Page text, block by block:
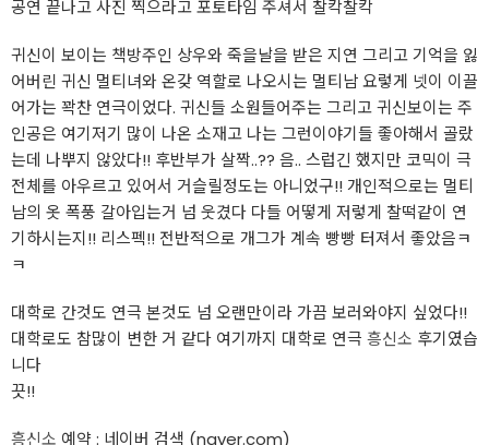
공연 끝나고 사진 찍으라고 포토타임 주셔서 찰칵찰칵
귀신이 보이는 책방주인 상우와 죽을날을 받은 지연 그리고 기억을 잃
어버린 귀신 멀티녀와 온갖 역할로 나오시는 멀티남 요렇게 넷이 이끌
어가는 꽉찬 연극이었다. 귀신들 소원들어주는 그리고 귀신보이는 주
인공은 여기저기 많이 나온 소재고 나는 그런이야기들 좋아해서 골랐
는데 나뿌지 않았다!! 후반부가 살짝..?? 음.. 스럽긴 했지만 코믹이 극
전체를 아우르고 있어서 거슬릴정도는 아니었구!! 개인적으로는 멀티
남의 옷 폭풍 갈아입는거 넘 웃겼다 다들 어떻게 저렇게 찰떡같이 연
기하시는지!! 리스펙!! 전반적으로 개그가 계속 빵빵 터져서 좋았음ㅋ
ㅋ
대학로 간것도 연극 본것도 넘 오랜만이라 가끔 보러와야지 싶었다!!
대학로도 참많이 변한 거 같다 여기까지 대학로 연극 흥신소 후기였습
니다
끗!!
흥신소 예약 : 네이버 검색 (naver.com)